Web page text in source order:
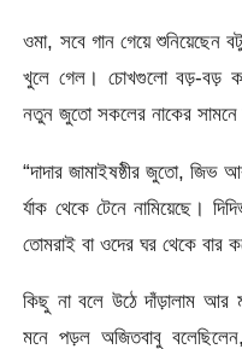
ওমা, সবে গান গেয়ে শুনিয়েছেন
খুলে গেল। চোখগুলো বড়-বড়
নতুন জুতো সকলের নাকের
“দাদার জামাইষষ্ঠীর জুতো, জিভ
র্যাক থেকে টেনে নামিয়েছে।
তোমরাই বা ওদের ঘর থেকে বার
কিছু না বলে উঠে দাঁড়ালাম আর
মনে পড়ল অজিতবাবু